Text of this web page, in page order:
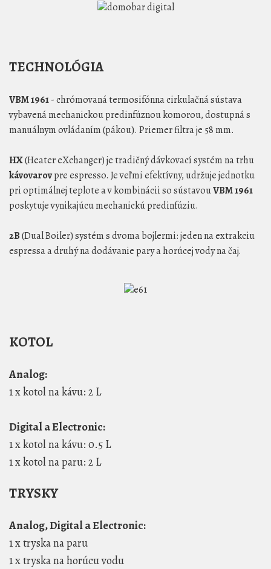
TECHNOLÓGIA
VBM 1961- chrómovaná termosifónna cirkulačná sústava
vybavená mechanickou predinfúznou komorou, dostupná s
manuálnym ovládaním (pákou). Priemer filtra je 58 mm.
HX(Heater eXchanger) je tradičný dávkovací systém na trhu
kávovarovpre espresso. Je veľmi efektívny, udržuje jednotku
pri optimálnej teplote a v kombinácii so sústavouVBM 1961
poskytuje vynikajúcu mechanickú predinfúziu.
2B(Dual Boiler) systém s dvoma bojlermi: jeden na extrakciu
espressa a druhý na dodávanie pary a horúcej vody na čaj.
KOTOL
Analog:
1 x kotol na kávu: 2 L
Digital a Electronic:
1 x kotol na kávu: 0.5 L
1 x kotol na paru: 2 L
TRYSKY
Analog, Digital a Electronic:
1 x tryska na paru
1 x tryska na horúcu vodu